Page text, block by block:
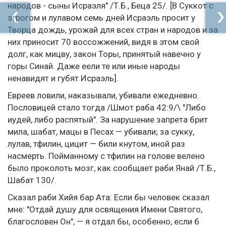
народов - сыны Исраэля" /Т.Б., Беца 25/. [В Суккот с
этрогом и лулавом семь дней Исраэль просит у
Творца дождь, урожай для всех стран и народов и за
них приносит 70 воссожжений, видя в этом свой
долг, как мицву, закон Торы, принятый навечно у
горы Синай. Даже еели те или иные народы
ненавидят и губят Исраэль].
Евреев ловили, наказывали, убивали ежедневно.
Пословицей стало тогда /Шмот раба 42:9/\ "Либо
иудей, либо распятый". За нарушение запрета брит
мила, шабат, мацы в Песах — убивали; за сукку,
лулав, тфилин, цицит — били кнутом, иной раз
насмерть. Пойманному с тфилин на голове велено
было проколоть мозг, как сообщает раби Янай /Т.Б.,
Шабат 130/.
Сказал раби Хийя бар Ата: Если бы человек сказал
мне: "Отдай душу для освящения Имени Святого,
благословен Он", — я отдал бы, особенно, если б